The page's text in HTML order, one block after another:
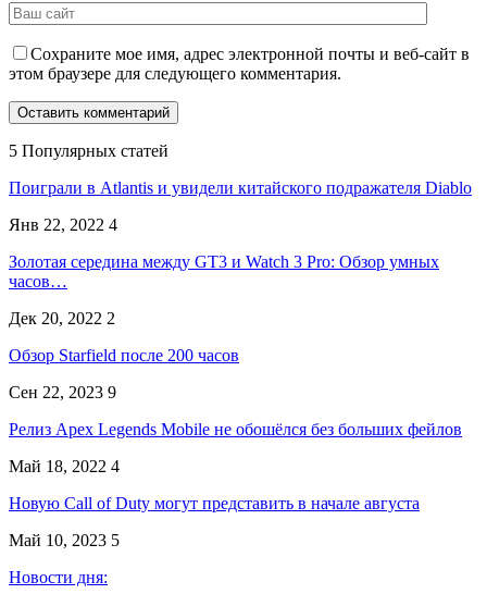
Сохраните мое имя, адрес электронной почты и веб-сайт в
этом браузере для следующего комментария.
5 Популярных статей
Поиграли в Atlantis и увидели китайского подражателя Diablo
Янв 22, 2022 4
Золотая середина между GT3 и Watch 3 Pro: Обзор умных
часов…
Дек 20, 2022 2
Обзор Starfield после 200 часов
Сен 22, 2023 9
Релиз Apex Legends Mobile не обошёлся без больших фейлов
Май 18, 2022 4
Новую Call of Duty могут представить в начале августа
Май 10, 2023 5
Новости дня: